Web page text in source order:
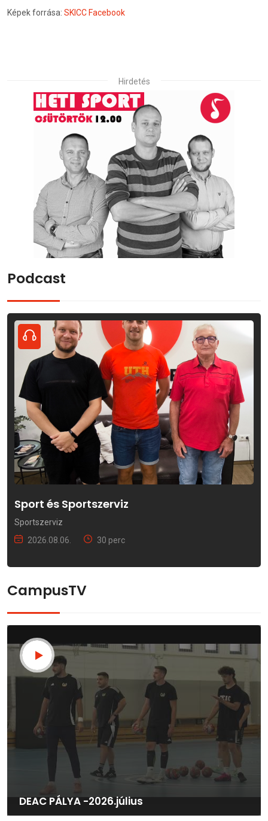
Képek forrása: SKICC Facebook
Hirdetés
Podcast
Sport és Sportszerviz
Sportszerviz
2026.08.06.
30 perc
CampusTV
DEAC PÁLYA -2026.július